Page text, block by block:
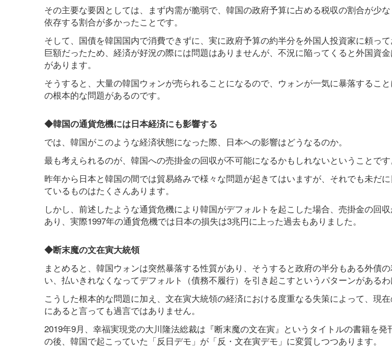
その主要な要因としては、まず内需が脆弱で、韓国の政府予算に占める税収の割合が少
依存する割合が多かったことです。
そして、国債を韓国国内で消費できずに、実に政府予算の約半分を外国人投資家に頼っ
巨額だったため、経済が好況の際には問題はありませんが、不況に陥ってくると外国資
があります。
そうすると、大量の韓国ウォンが売られることになるので、ウォンが一気に暴落するこ
の根本的な問題があるのです。
◆韓国の通貨危機には日本経済にも影響する
では、韓国がこのような経済状態になった際、日本への影響はどうなるのか。
最も考えられるのが、韓国への売掛金の回収が不可能になるかもしれないということです
昨年から日本と韓国の間では貿易絡みで様々な問題が起きてはいますが、それでも未だ
ているものはたくさんあります。
しかし、前述したような通貨危機により韓国がデフォルトを起こした場合、売掛金の回
あり、実際1997年の通貨危機では日本の損失は3兆円に上った過去もありました。
◆断末魔の文在寅大統領
まとめると、韓国ウォンは突然暴落する性質があり、そうすると政府の半分もある外債
い、払いきれなくなってデフォルト（債務不履行）を引き起こすというパターンがあるわ
こうした根本的な問題に加え、文在寅大統領の経済における度重なる失策によって、現
にあると言っても過言ではありません。
2019年9月、幸福実現党の大川隆法総裁は『断末魔の文在寅』というタイトルの書籍を発
の後、韓国で起こっていた「反日デモ」が「反・文在寅デモ」に変質しつつあります。